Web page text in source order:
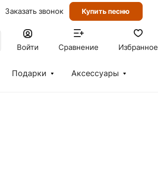
Заказать звонок Купить песню
Войти Сравнение Избранное
Подарки Аксессуары